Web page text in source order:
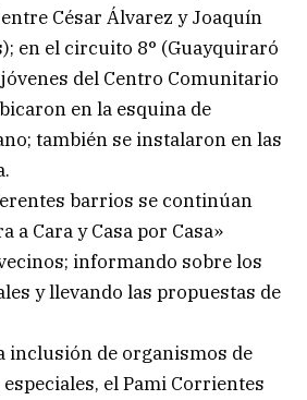
César Álvarez y Joaquín
en el circuito 8° (Guayquiraró
del Centro Comunitario
en la esquina de
también se instalaron en las
barrios se continúan
a Cara y Casa por Casa»
informando sobre los
y llevando las propuestas de
inclusión de organismos de
el Pami Corrientes